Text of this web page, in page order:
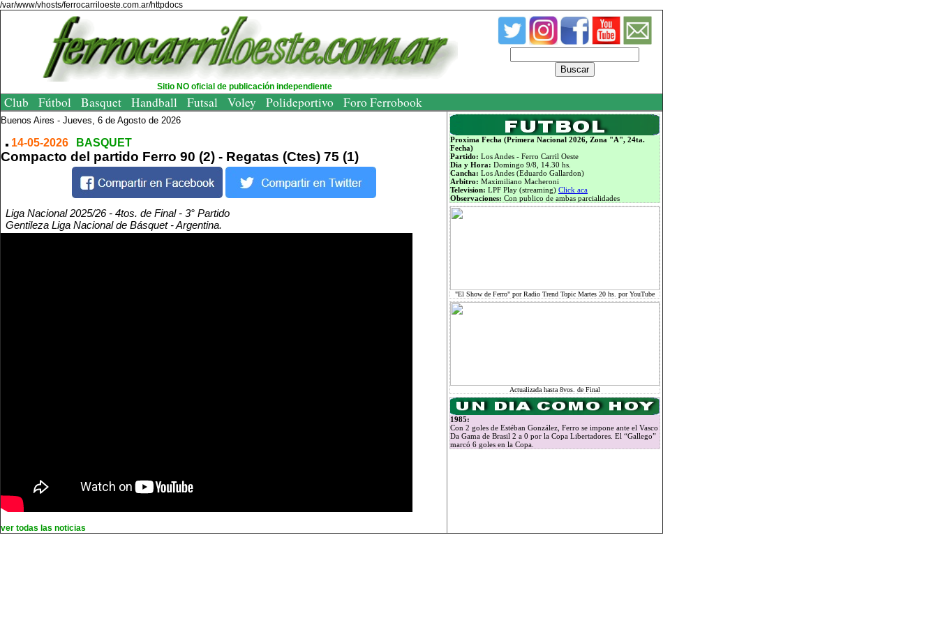
/var/www/vhosts/ferrocarriloeste.com.ar/httpdocs
Sitio NO oficial de publicación independiente
Buscar
Club Fútbol Basquet Handball Futsal Voley Polideportivo Foro Ferrobook
Buenos Aires - Jueves, 6 de Agosto de 2026
14-05-2026 BASQUET
Compacto del partido Ferro 90 (2) - Regatas (Ctes) 75 (1)
Liga Nacional 2025/26 - 4tos. de Final - 3° Partido
Gentileza Liga Nacional de Básquet - Argentina.
ver todas las noticias
Proxima Fecha (Primera Nacional 2026, Zona "A", 24ta.
Fecha)
Partido: Los Andes - Ferro Carril Oeste
Dia y Hora: Domingo 9/8, 14.30 hs.
Cancha: Los Andes (Eduardo Gallardon)
Arbitro: Maximiliano Macheroni
Television: LPF Play (streaming) Click aca
Observaciones: Con publico de ambas parcialidades
"El Show de Ferro" por Radio Trend Topic Martes 20 hs. por YouTube
Actualizada hasta 8vos. de Final
1985:
Con 2 goles de Estéban González, Ferro se impone ante el Vasco
Da Gama de Brasil 2 a 0 por la Copa Libertadores. El “Gallego”
marcó 6 goles en la Copa.